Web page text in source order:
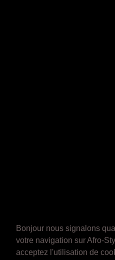
Bonjour nous signalons
votre navigation sur Afro-
acceptez l'utilisation de